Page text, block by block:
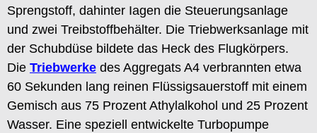
Sprengstoff, dahinter Iagen die Steuerungsanlage
und zwei Treibstoffbehälter. Die Triebwerksanlage mit
der Schubdüse bildete das Heck des Flugkörpers.
Die Triebwerke des Aggregats A4 verbrannten etwa
60 Sekunden lang reinen Flüssigsauerstoff mit einem
Gemisch aus 75 Prozent Athylalkohol und 25 Prozent
Wasser. Eine speziell entwickelte Turbopumpe